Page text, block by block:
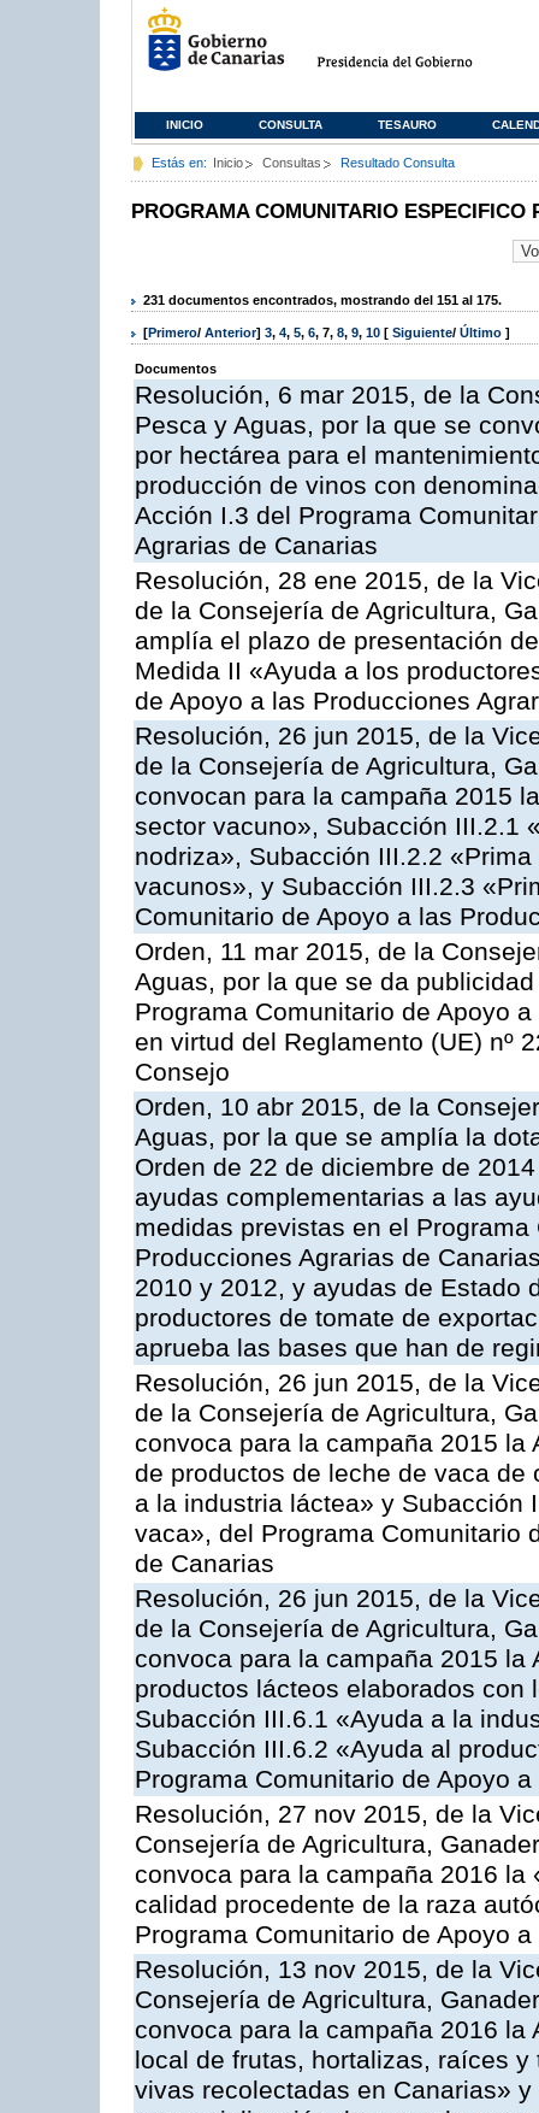
INICIO CONSULTA TESAURO
Estás en: Inicio Consultas Resultado Consulta
PROGRAMA COMUNITARIO ESPECIFICO
231 documentos encontrados, mostrando del 151 al 175.
[Primero/ Anterior] 3, 4, 5, 6, 7, 8, 9, 10 [ Siguiente/ Último ]
Documentos
Resolución, 6 mar 2015, de la
Pesca y Aguas, por la que se
por hectárea para el
producción de vinos con
Acción I.3 del Programa
Agrarias de Canarias
Resolución, 28 ene 2015, de la
de la Consejería de Agricultura,
amplía el plazo de presentación
Medida II «Ayuda a los
de Apoyo a las Producciones
Resolución, 26 jun 2015, de la
de la Consejería de Agricultura,
convocan para la campaña 2015
sector vacuno», Subacción III.2.1
nodriza», Subacción III.2.2
vacunos», y Subacción III.2.3
Comunitario de Apoyo a las
Orden, 11 mar 2015, de la
Aguas, por la que se da
Programa Comunitario de Apoyo
en virtud del Reglamento (UE) nº
Consejo
Orden, 10 abr 2015, de la
Aguas, por la que se amplía la
Orden de 22 de diciembre de
ayudas complementarias a las
medidas previstas en el
Producciones Agrarias de
2010 y 2012, y ayudas de Estado
productores de tomate de
aprueba las bases que han de
Resolución, 26 jun 2015, de la
de la Consejería de Agricultura,
convoca para la campaña 2015
de productos de leche de vaca
a la industria láctea» y Subacción
vaca», del Programa Comunitario
de Canarias
Resolución, 26 jun 2015, de la
de la Consejería de Agricultura,
convoca para la campaña 2015
productos lácteos elaborados
Subacción III.6.1 «Ayuda a la
Subacción III.6.2 «Ayuda al
Programa Comunitario de Apoyo
Resolución, 27 nov 2015, de la
Consejería de Agricultura,
convoca para la campaña 2016
calidad procedente de la raza
Programa Comunitario de Apoyo
Resolución, 13 nov 2015, de la
Consejería de Agricultura,
convoca para la campaña 2016
local de frutas, hortalizas, raíces
vivas recolectadas en Canarias»